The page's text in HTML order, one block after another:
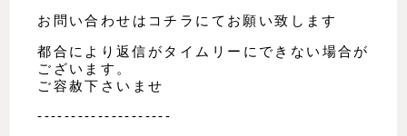
お問い合わせはコチラにてお願い致します
都合により返信がタイムリーにできない場合が
ございます。
ご容赦下さいませ
--------------------